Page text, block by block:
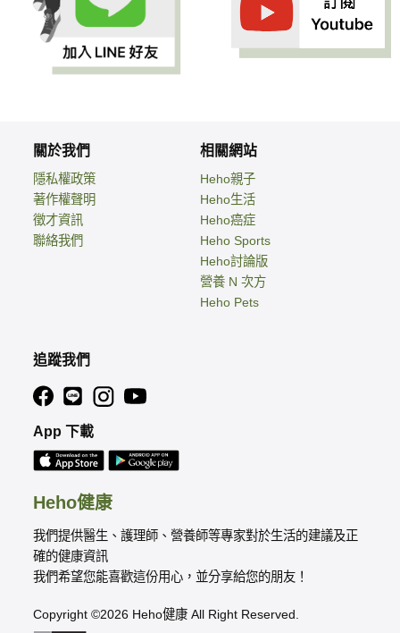
Heho健康
我們提供醫生、護理師、營養師等專家對於生活的建議及正
確的健康資訊
我們希望您能喜歡這份用心，並分享給您的朋友！
Copyright ©2026 Heho健康 All Right Reserved.
關於我們
隱私權政策
著作權聲明
徵才資訊
聯絡我們
相關網站
Heho親子
Heho生活
Heho癌症
Heho Sports
Heho討論版
營養 N 次方
Heho Pets
追蹤我們
App 下載